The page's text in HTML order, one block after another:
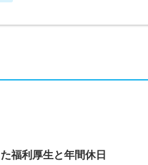
福利厚生と年間休日